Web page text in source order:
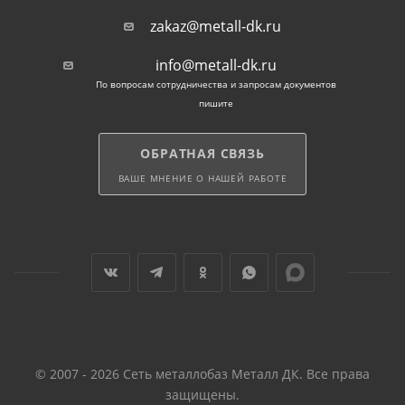
сборки надежных армокаркасов при помощи
дугового аппарата.
zakaz@metall-dk.ru
info@metall-dk.ru
По вопросам сотрудничества и запросам документов
пишите
ОБРАТНАЯ СВЯЗЬ
ВАШЕ МНЕНИЕ О НАШЕЙ РАБОТЕ
© 2007 - 2026 Сеть металлобаз Металл ДК. Все права
защищены.